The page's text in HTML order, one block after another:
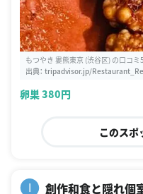
もつやき 婁熊東京 (渋谷区) の口コ
出典： tripadvisor.jp/
卵巣 380円
このスポ
創作和食と隠れ個